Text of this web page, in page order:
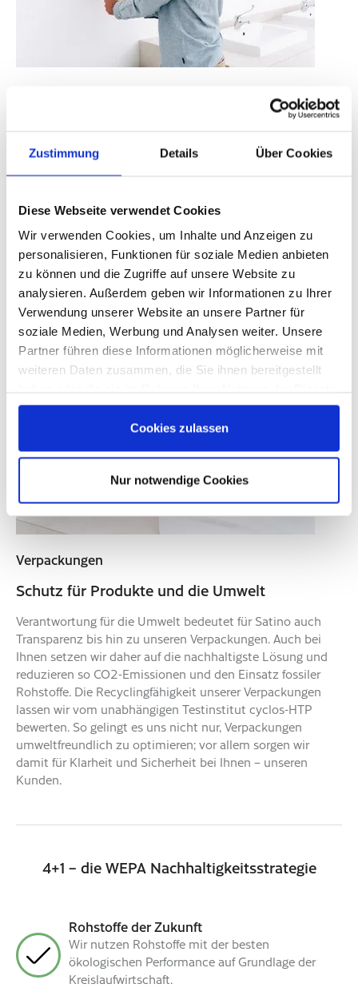
Zustimmung Details Über Cookies
Diese Webseite verwendet Cookies
Wir verwenden Cookies, um Inhalte und Anzeigen zu
personalisieren, Funktionen für soziale Medien anbieten
zu können und die Zugriffe auf unsere Website zu
analysieren. Außerdem geben wir Informationen zu Ihrer
Verwendung unserer Website an unsere Partner für
soziale Medien, Werbung und Analysen weiter. Unsere
Partner führen diese Informationen möglicherweise mit
weiteren Daten zusammen, die Sie ihnen bereitgestellt
gesammelt haben. Sie geben Einwilligung zu unseren
Cookies, wenn Sie unsere Webseite weiterhin nutzen.
Cookies zulassen
Nur notwendige Cookies
Die Menschen stehen bei uns im Mittelpunkt: unsere
Kunden, mit denen wir ein vertrauensvolles Verhältnis
verlassen können. Die Verbraucher, die von zuverlässiger
ihrem Respekt, ihrem Engagement und dem Bewusstsein
für Nachhaltigkeit sind sie ein entscheidender Faktor für
unseren Erfolg – und für Ihren.
Verpackungen
Schutz für Produkte und die Umwelt
Verantwortung für die Umwelt bedeutet für Satino auch
Transparenz bis hin zu unseren Verpackungen. Auch bei
Ihnen setzen wir daher auf die nachhaltigste Lösung und
reduzieren so CO2-Emissionen und den Einsatz fossiler
Rohstoffe. Die Recyclingfähigkeit unserer Verpackungen
lassen wir vom unabhängigen Testinstitut cyclos-HTP
bewerten. So gelingt es uns nicht nur, Verpackungen
umweltfreundlich zu optimieren; vor allem sorgen wir
damit für Klarheit und Sicherheit bei Ihnen – unseren
Kunden.
4+1 – die WEPA Nachhaltigkeitsstrategie
Rohstoffe der Zukunft
Wir nutzen Rohstoffe mit der besten
ökologischen Performance auf Grundlage der
Kreislaufwirtschaft.